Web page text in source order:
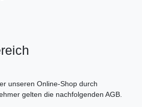
unseren Online-Shop durch
gelten die nachfolgenden AGB.